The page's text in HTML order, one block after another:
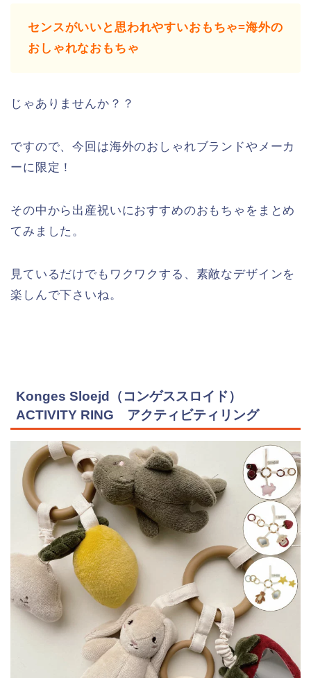
センスがいいと思われやすいおもちゃ=海外の
おしゃれなおもちゃ
じゃありませんか？？
ですので、今回は海外のおしゃれブランドやメーカ
ーに限定！
その中から出産祝いにおすすめのおもちゃをまとめ
てみました。
見ているだけでもワクワクする、素敵なデザインを
楽しんで下さいね。
Konges Sloejd（コンゲススロイド）
ACTIVITY RING アクティビティリング